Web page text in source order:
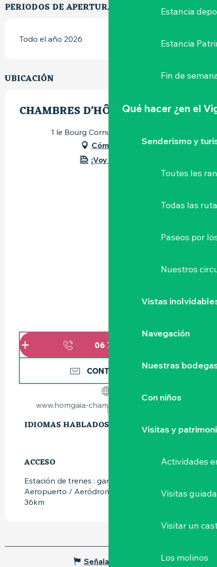
Estancia
Estancia
Fin de
Qué hacer ¿en el
Senderismo y
Toutes les
Todas las
Paseos por
Nuestros
Vistas
Navegación
Nuestras
Con niños
Visitas y
Actividades
Visitas
Visitar un
Los molinos
PERIODOS DE APERTURA
Todo el año 2026
UBICACIÓN
CHAMBRES D'HÔTES HOM GAÏA
1 le Bourg Cornu, 44190 Clisson
Cómo llegar
¡Voy en tren!
06 78 94 15
CONTÁCTENOS
www.homgaia-chambredhotes-clisson.fr
IDIOMAS HABLADOS
IDIOMAS HABLADOS
ACCESO
ACCESO
Estación de trenes : gare de clisson a 500m
Aeropuerto / Aeródromo : nantes atlantique a
36km
Señalar un error